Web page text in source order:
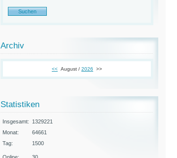
Archiv
<< August / 2026 >>
Statistiken
Insgesamt:
1329221
Monat:
64661
Tag:
1500